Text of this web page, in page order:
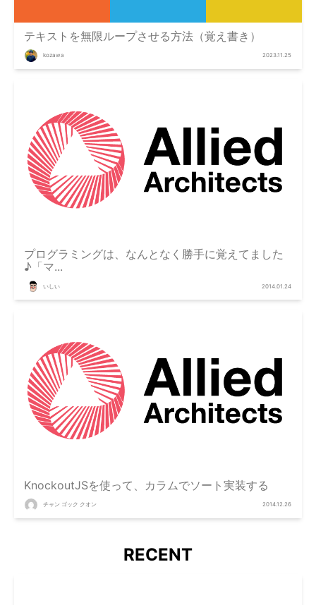
テキストを無限ループさせる方法（覚え書き）
kozawa 2023.11.25
プログラミングは、なんとなく勝手に覚えてました
♪「マ...
いしい 2014.01.24
KnockoutJSを使って、カラムでソート実装する
チャン ゴック クオン 2014.12.26
RECENT